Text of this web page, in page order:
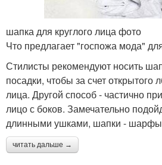
шапка для круглого лица фото
Что предлагает "госпожа мода"
Стилисты рекомендуют носить
посадки, чтобы за счет открытого
лица. Другой способ - частично
лицо с боков. Замечательно
длинными ушками, шапки -
читать дальше →